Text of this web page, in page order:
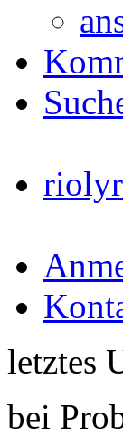
letztes
bei